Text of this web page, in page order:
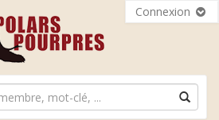
Connexion